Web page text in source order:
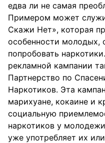
едва ли не самая
Примером может
Скажи Нет», которая
особенности молодых,
попробовать
рекламной кампании
Партнерство по
Наркотиков. Эта
марихуане, кокаине и
социальную
наркотиков у
уже употребляет их